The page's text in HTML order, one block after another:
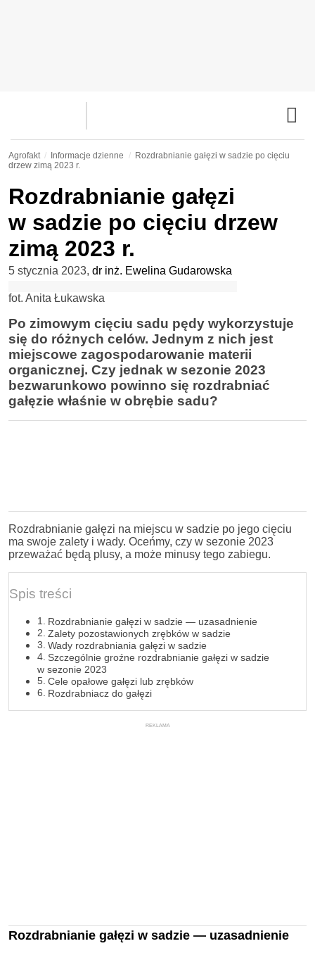
Agrofakt Informacje dzienne
Rozdrabnianie gałęzi w sadzie po cięciu
drzew zimą 2023 r.
Rozdrabnianie gałęzi
w sadzie po cięciu drzew
zimą 2023 r.
5 stycznia 2023, dr inż. Ewelina Gudarowska
fot. Anita Łukawska
Po zimowym cięciu sadu pędy wykorzystuje
się do różnych celów. Jednym z nich jest
miejscowe zagospodarowanie materii
organicznej. Czy jednak w sezonie 2023
bezwarunkowo powinno się rozdrabniać
gałęzie właśnie w obrębie sadu?
Rozdrabnianie gałęzi na miejscu w sadzie po jego cięciu
ma swoje zalety i wady. Oceńmy, czy w sezonie 2023
przeważać będą plusy, a może minusy tego zabiegu.
Spis treści
Rozdrabnianie gałęzi w sadzie — uzasadnienie
Zalety pozostawionych zrębków w sadzie
Wady rozdrabniania gałęzi w sadzie
Szczególnie groźne rozdrabnianie gałęzi w sadzie
w sezonie 2023
Cele opałowe gałęzi lub zrębków
Rozdrabniacz do gałęzi
REKLAMA
Rozdrabnianie gałęzi w sadzie — uzasadnienie